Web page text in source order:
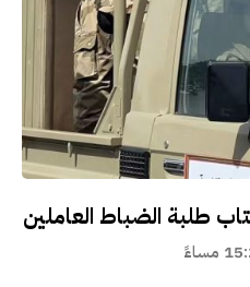
طلبة الضباط العاملين